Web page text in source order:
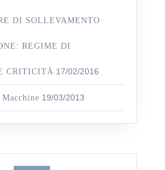
DI SOLLEVAMENTO
REGIME DI
CRITICITÀ 17/02/2016
19/03/2013